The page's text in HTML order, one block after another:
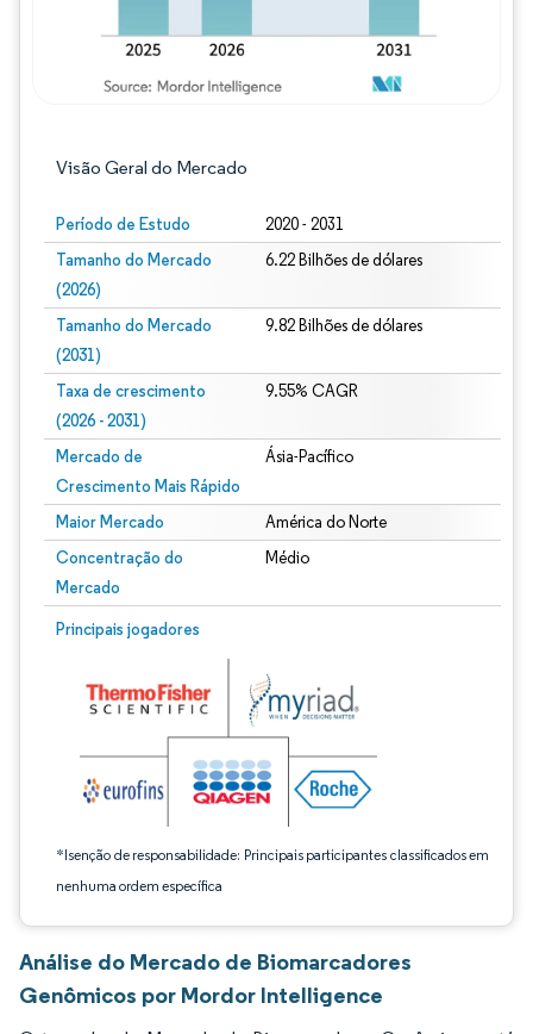
Visão Geral do Mercado
Período de Estudo 2020 - 2031
Tamanho do Mercado
(2026)
6.22 Bilhões de dólares
Tamanho do Mercado
(2031)
9.82 Bilhões de dólares
Taxa de crescimento
(2026 - 2031)
9.55% CAGR
Mercado de
Crescimento Mais Rápido
Ásia-Pacífico
Maior Mercado América do Norte
Concentração do
Mercado
Médio
Principais jogadores
*Isenção de responsabilidade: Principais participantes classificados em
nenhuma ordem específica
Imagem © Mordor Intelligence. O reuso requer atribuição conforme CC BY 4.0.
Análise do Mercado de Biomarcadores
Genômicos por Mordor Intelligence